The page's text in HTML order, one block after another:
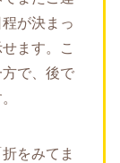
が決まっ
ます。こ
で、後で
をみてま